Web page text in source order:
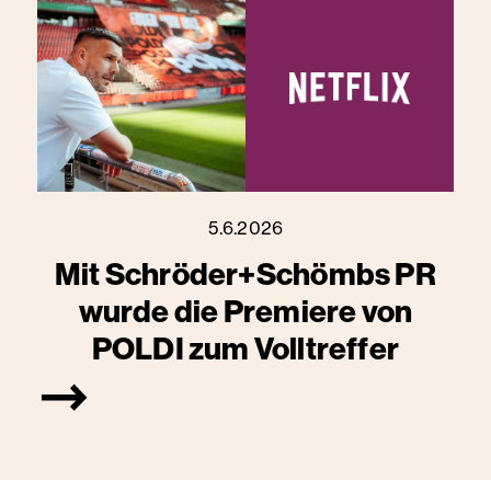
5.6.2026
Mit Schröder+Schömbs PR
wurde die Premiere von
POLDI zum Volltreffer